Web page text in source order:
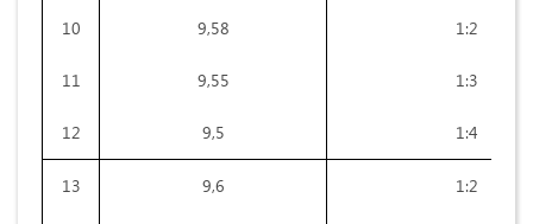
10
11
12
9,58
9,55
9,5
1:2
1:3
1:4
13 9,6 1:2